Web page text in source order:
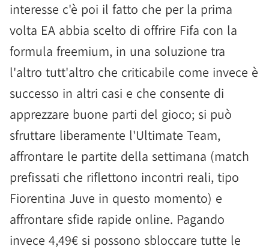
interesse c'è poi il fatto che per la prima
volta EA abbia scelto di offrire Fifa con la
formula freemium, in una soluzione tra
l'altro tutt'altro che criticabile come invece è
successo in altri casi e che consente di
apprezzare buone parti del gioco; si può
sfruttare liberamente l'Ultimate Team,
affrontare le partite della settimana (match
prefissati che riflettono incontri reali, tipo
Fiorentina Juve in questo momento) e
affrontare sfide rapide online. Pagando
invece 4,49€ si possono sbloccare tutte le